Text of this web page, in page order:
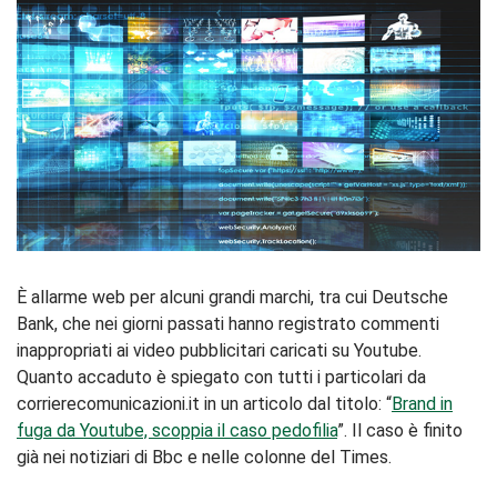
È allarme web per alcuni grandi marchi, tra cui Deutsche
Bank, che nei giorni passati hanno registrato commenti
inappropriati ai video pubblicitari caricati su Youtube.
Quanto accaduto è spiegato con tutti i particolari da
corrierecomunicazioni.it in un articolo dal titolo: “Brand in
fuga da Youtube, scoppia il caso pedofilia”. Il caso è finito
già nei notiziari di Bbc e nelle colonne del Times.